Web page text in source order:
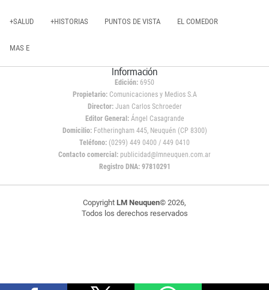
+SALUD +HISTORIAS PUNTOS DE VISTA EL COMEDOR
MAS E
Información
Edición: 6950
Propietario:Comunicaciones y Medios S.A
Director: Juan Carlos Schroeder
Editor General:Ángel Casagrande
Domicilio:Fotheringham 445, Neuquén (CP 8300)
Teléfono: (0299) 449 0400 / 449 0410
Contacto comercial: publicidad@lmneuquen.com.ar
Registro DNA: 97810291
Copyright LM Neuquen© 2026,
Todos los derechos reservados